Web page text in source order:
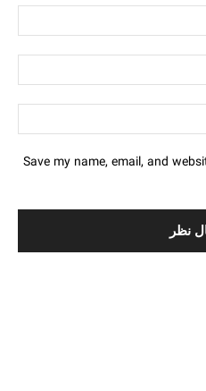
Save my name, email, and